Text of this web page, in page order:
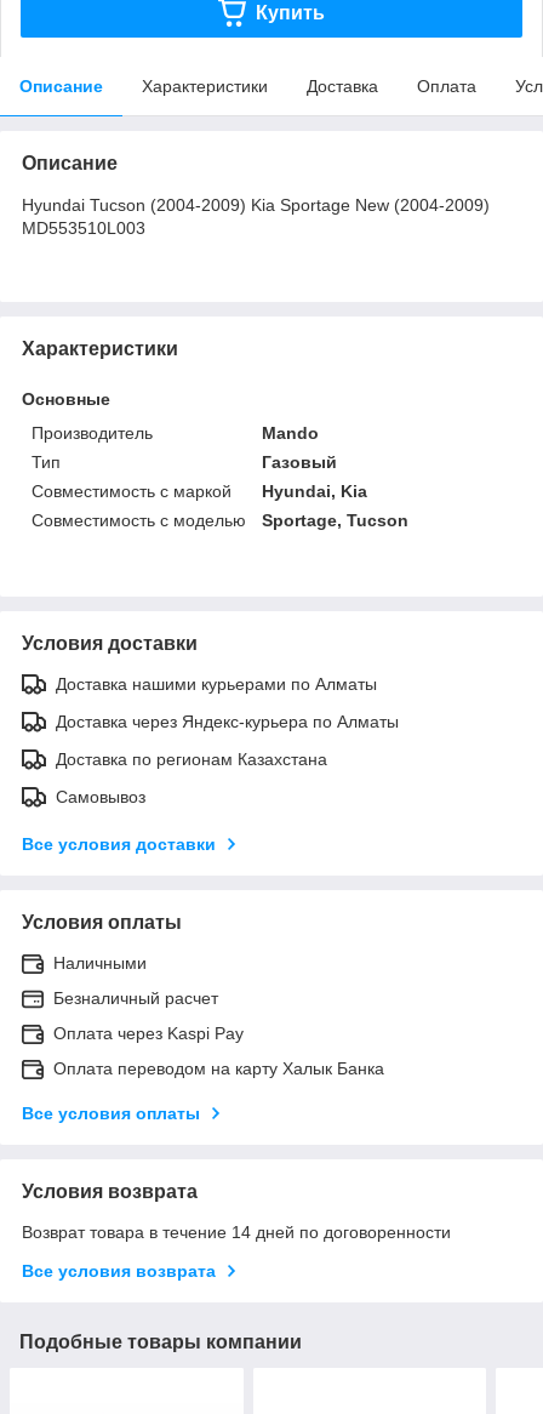
Купить
Описание Характеристики Доставка Оплата
Описание
Hyundai Tucson (2004-2009) Kia Sportage New (2004-2009)
MD553510L003
Характеристики
Основные
Производитель
Mando
Тип
Газовый
Совместимость с маркой
Hyundai, Kia
Совместимость с моделью
Sportage, Tucson
Условия доставки
Доставка нашими курьерами по Алматы
Доставка через Яндекс-курьера по Алматы
Доставка по регионам Казахстана
Самовывоз
Все условия доставки
Условия оплаты
Наличными
Безналичный расчет
Оплата через Kaspi Pay
Оплата переводом на карту Халык Банка
Все условия оплаты
Условия возврата
Возврат товара в течение 14 дней по договоренности
Все условия возврата
Подобные товары компании